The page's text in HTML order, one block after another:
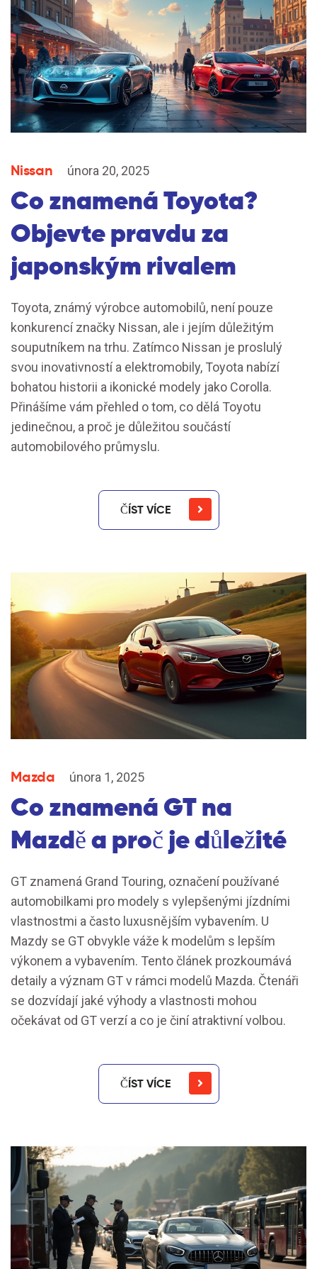
Nissan února 20, 2025
Co znamená Toyota?
Objevte pravdu za
japonským rivalem
Toyota, známý výrobce automobilů, není pouze
konkurencí značky Nissan, ale i jejím důležitým
souputníkem na trhu. Zatímco Nissan je proslulý
svou inovativností a elektromobily, Toyota nabízí
bohatou historii a ikonické modely jako Corolla.
Přinášíme vám přehled o tom, co dělá Toyotu
jedinečnou, a proč je důležitou součástí
automobilového průmyslu.
ČÍST VÍCE
Mazda února 1, 2025
Co znamená GT na
Mazdě a proč je důležité
GT znamená Grand Touring, označení používané
automobilkami pro modely s vylepšenými jízdními
vlastnostmi a často luxusnějším vybavením. U
Mazdy se GT obvykle váže k modelům s lepším
výkonem a vybavením. Tento článek prozkoumává
detaily a význam GT v rámci modelů Mazda. Čtenáři
se dozvídají jaké výhody a vlastnosti mohou
očekávat od GT verzí a co je činí atraktivní volbou.
ČÍST VÍCE